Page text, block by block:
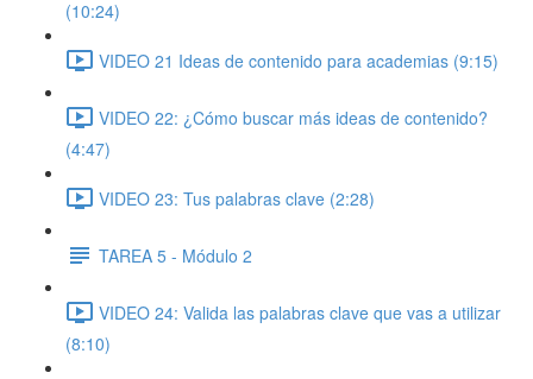
(10:24)
VIDEO 21 Ideas de contenido para academias (9:15)
VIDEO 22: ¿Cómo buscar más ideas de contenido?
(4:47)
VIDEO 23: Tus palabras clave (2:28)
TAREA 5 - Módulo 2
VIDEO 24: Valida las palabras clave que vas a utilizar
(8:10)